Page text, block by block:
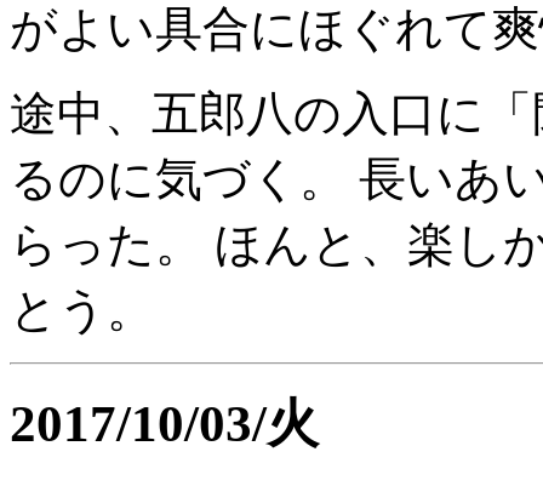
がよい具合にほぐれて
途中、五郎八の入口に
るのに気づく。 長いあ
らった。 ほんと、楽し
とう。
2017/10/03/火